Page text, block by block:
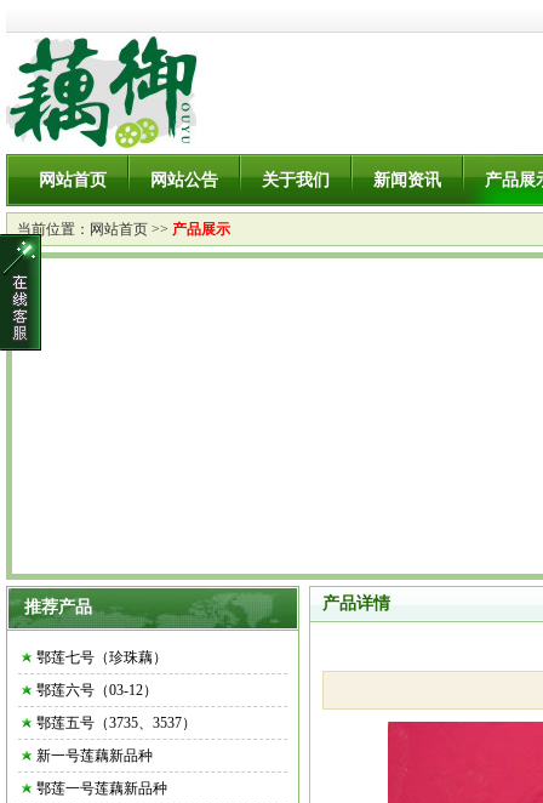
网站首页 网站公告 关于我们 新闻资讯 产品展
当前位置： 网站首页 >> 产品展示
推荐产品
鄂莲七号（珍珠藕）
鄂莲六号（03-12）
鄂莲五号（3735、3537）
新一号莲藕新品种
鄂莲一号莲藕新品种
产品详情